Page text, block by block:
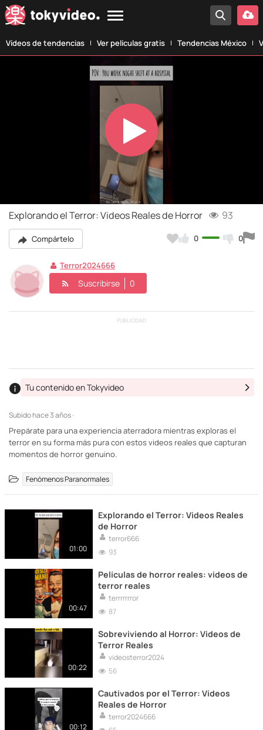
Vídeos de tendencias Ver películas gratis Tendencias México
Play
Video
Explorando el Terror: Videos Reales de Horror 93
Compártelo 0 0
Terror2024666
Suscribirse 0
PUBLICIDAD
Subidohace 3 años ·
Tu contenido en Tokyvideo
Prepárate para una experiencia aterradora mientras exploras el
terror en su forma más pura con estos videos reales que capturan
momentos de horror genuino.
Fenómenos Paranormales
01:00
Explorando el Terror: Videos Reales
de Horror
terror666
93
00:47
Películas de horror reales: videos de
terror reales
terrrrrrror
87
00:22
Sobreviviendo al Horror: Videos de
Terror Reales
videosterror2024
56
00:12
Cautivados por el Terror: Videos
Reales de Horror
terror2024666